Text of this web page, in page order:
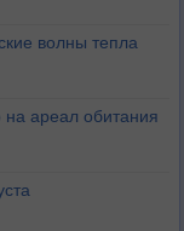
волны тепла
ареал обитания